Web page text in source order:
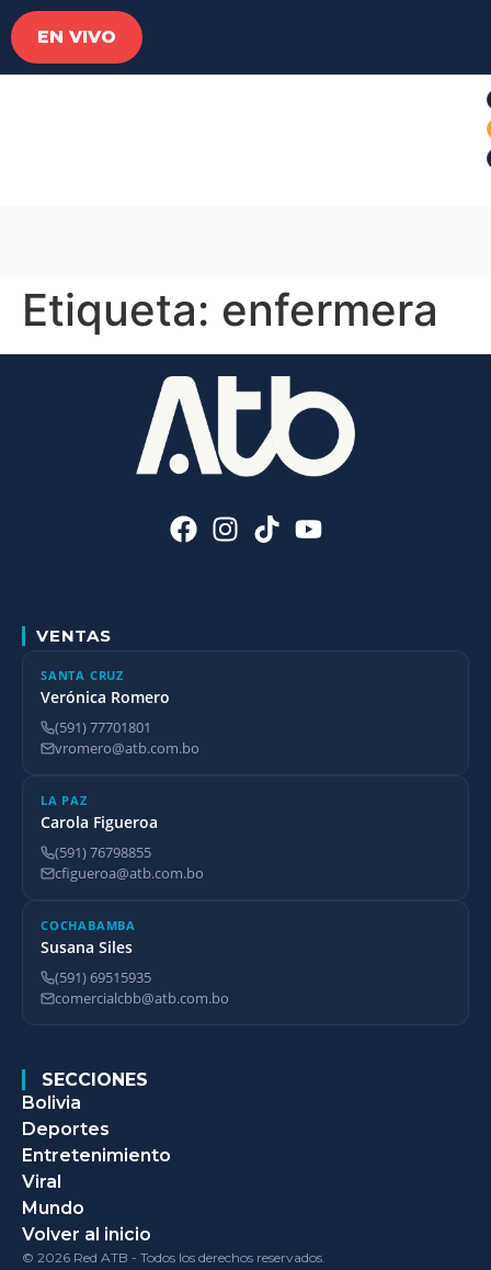
EN VIVO
Etiqueta: enfermera
VENTAS
SANTA CRUZ
Verónica Romero
(591) 77701801
vromero@atb.com.bo
LA PAZ
Carola Figueroa
(591) 76798855
cfigueroa@atb.com.bo
COCHABAMBA
Susana Siles
(591) 69515935
comercialcbb@atb.com.bo
SECCIONES
Bolivia
Deportes
Entretenimiento
Viral
Mundo
Volver al inicio
© 2026 Red ATB - Todos los derechos reservados.